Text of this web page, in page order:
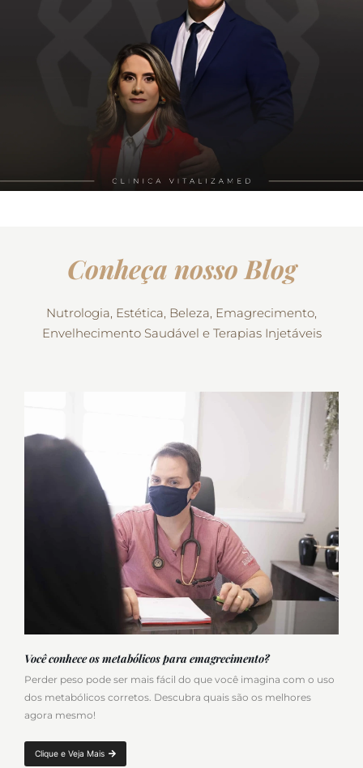
Conheça nosso Blog
Nutrologia, Estética, Beleza, Emagrecimento,
Envelhecimento Saudável e Terapias Injetáveis
Você conhece os metabólicos para emagrecimento?
Perder peso pode ser mais fácil do que você imagina com o uso
dos metabólicos corretos. Descubra quais são os melhores
agora mesmo!
Clique e Veja Mais